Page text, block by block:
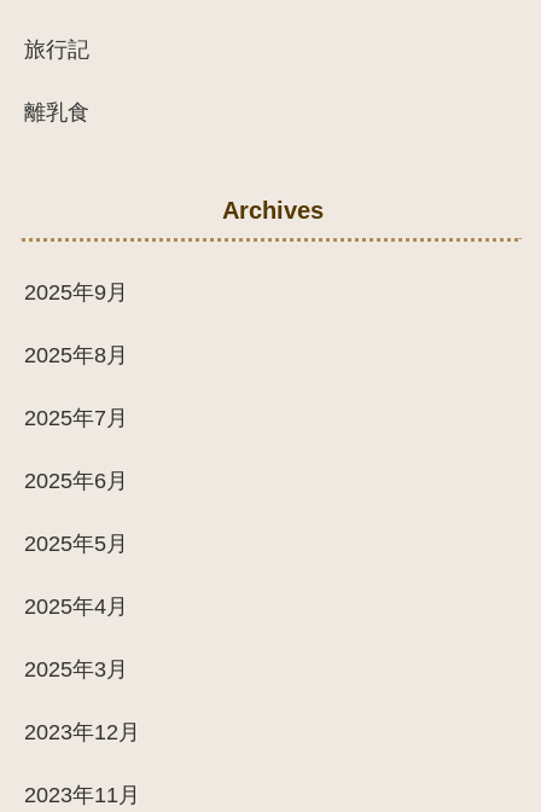
旅行記
離乳食
Archives
2025年9月
2025年8月
2025年7月
2025年6月
2025年5月
2025年4月
2025年3月
2023年12月
2023年11月